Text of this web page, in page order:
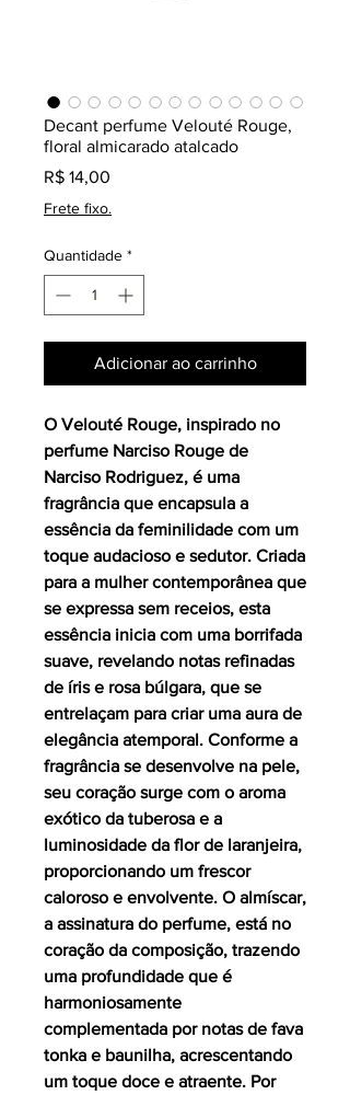
Decant perfume Velouté Rouge,
floral almicarado atalcado
R$ 14,00
Frete fixo.
Quantidade *
Adicionar ao carrinho
O Velouté Rouge, inspirado no
perfume Narciso Rouge de
Narciso Rodriguez, é uma
fragrância que encapsula a
essência da feminilidade com um
toque audacioso e sedutor. Criada
para a mulher contemporânea que
se expressa sem receios, esta
essência inicia com uma borrifada
suave, revelando notas refinadas
de íris e rosa búlgara, que se
entrelaçam para criar uma aura de
elegância atemporal. Conforme a
fragrância se desenvolve na pele,
seu coração surge com o aroma
exótico da tuberosa e a
luminosidade da flor de laranjeira,
proporcionando um frescor
caloroso e envolvente. O almíscar,
a assinatura do perfume, está no
coração da composição, trazendo
uma profundidade que é
harmoniosamente
complementada por notas de fava
tonka e baunilha, acrescentando
um toque doce e atraente. Por